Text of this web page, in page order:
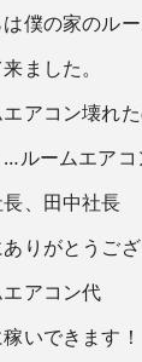
僕の家のル
ました。
アコン壊れ
…ルームエア
、田中社長
りがとうご
アコン代
いできます